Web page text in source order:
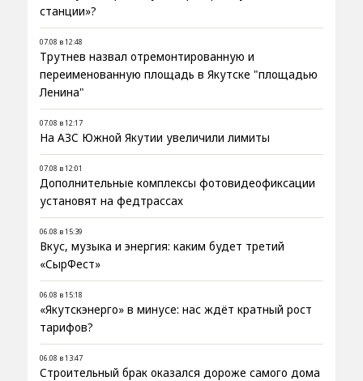
станции»?
07.08 в 12:48
Трутнев назвал отремонтированную и
переименованную площадь в Якутске "площадью
Ленина"
07.08 в 12:17
На АЗС Южной Якутии увеличили лимиты
07.08 в 12:01
Дополнительные комплексы фотовидеофиксации
установят на федтрассах
06.08 в 15:39
Вкус, музыка и энергия: каким будет третий
«СырФест»
06.08 в 15:18
«Якутскэнерго» в минусе: нас ждёт кратный рост
тарифов?
06.08 в 13:47
Строительный брак оказался дороже самого дома